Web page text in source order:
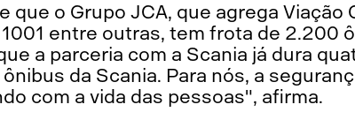
que o Grupo JCA, que agrega Viação
entre outras, tem frota de 2.200
a parceria com a Scania já dura
da Scania. Para nós, a
com a vida das pessoas", afirma.